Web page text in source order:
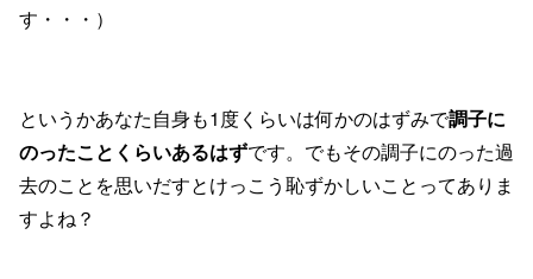
す・・・）
というかあなた自身も1度くらいは何かのはずみで調子に
のったことくらいあるはずです。でもその調子にのった過
去のことを思いだすとけっこう恥ずかしいことってありま
すよね？